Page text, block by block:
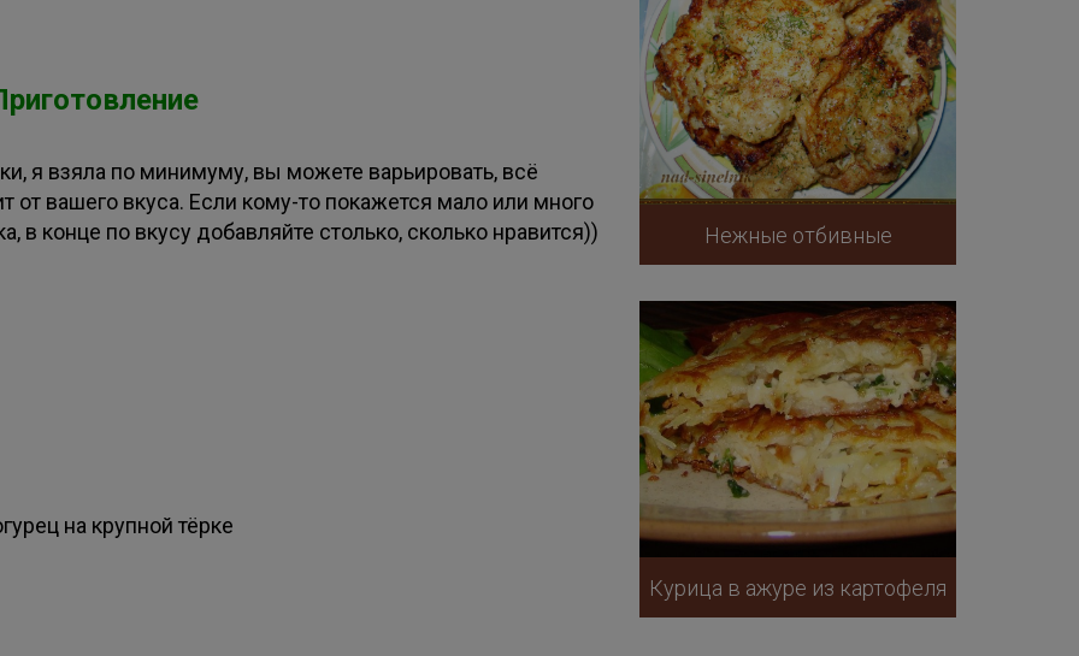
я взяла по минимуму, вы можете варьировать, всё
от вашего вкуса. Если кому-то покажется мало или много
в конце по вкусу добавляйте столько, сколько нравится))
на крупной тёрке
Нежные отбивные
Курица в ажуре из картофеля